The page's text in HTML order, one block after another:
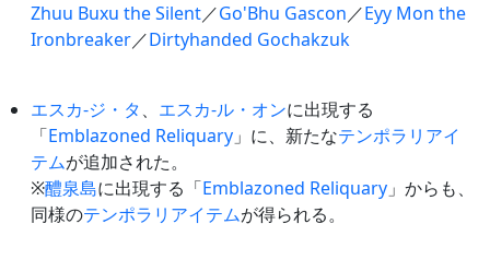
Zhuu Buxu the Silent／Go'Bhu Gascon／Eyy Mon the
Ironbreaker／Dirtyhanded Gochakzuk
エスカ-ジ・タ、 エスカ-ル・オンに出現する
「Emblazoned Reliquary 」に、新たなテンポラリアイ
テムが追加された。
※醴泉島に出現する「Emblazoned Reliquary 」からも、
同様のテンポラリアイテムが得られる。